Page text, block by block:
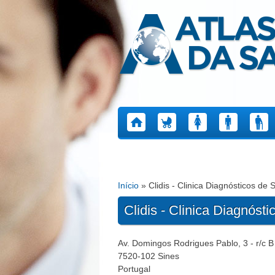
Atlas da Saúde
Está aqui
Início » Clidis - Clinica Diagnósticos de
Clidis - Clinica
Av. Domingos Rodrigues Pablo, 3 - r/c B
7520-102 Sines
Portugal